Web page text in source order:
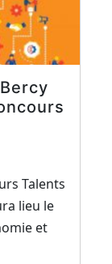
Talents
lieu le
et